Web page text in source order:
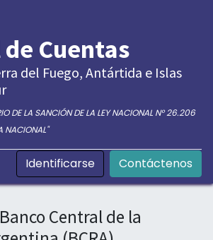
Cuentas
del Fuego, Antártida e Islas
DE LA SANCIÓN DE LA LEY NACIONAL N° 26.206
NACIONAL"
Identificarse Contáctenos
Central de la